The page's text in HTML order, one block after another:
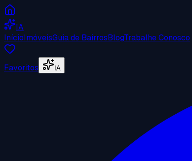
IA
InícioImóveisGuia de BairrosBlogTrabalhe Conosco
Favoritos IA